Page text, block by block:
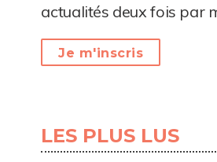
actualités deux fois par
Je m'inscris
LES PLUS LUS